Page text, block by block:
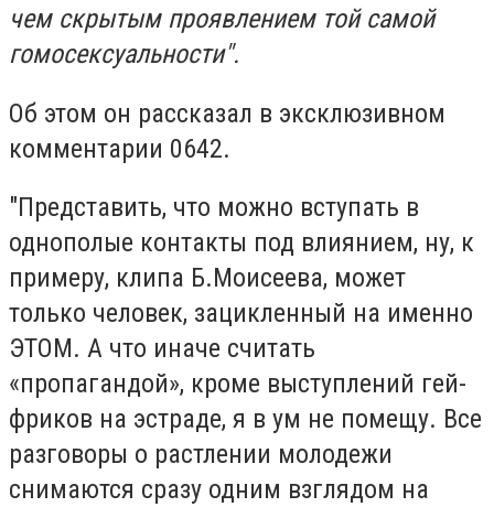
чем скрытым проявлением той самой
гомосексуальности".
Об этом он рассказал в эксклюзивном
комментарии 0642.
"Представить, что можно вступать в
однополые контакты под влиянием, ну, к
примеру, клипа Б.Моисеева, может
только человек, зацикленный на именно
ЭТОМ. А что иначе считать
«пропагандой», кроме выступлений гей-
фриков на эстраде, я в ум не помещу. Все
разговоры о растлении молодежи
снимаются сразу одним взглядом на